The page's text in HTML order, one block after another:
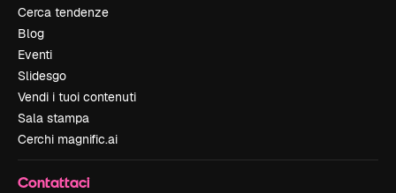
Cerca tendenze
Blog
Eventi
Slidesgo
Vendi i tuoi contenuti
Sala stampa
Cerchi magnific.ai
Contattaci